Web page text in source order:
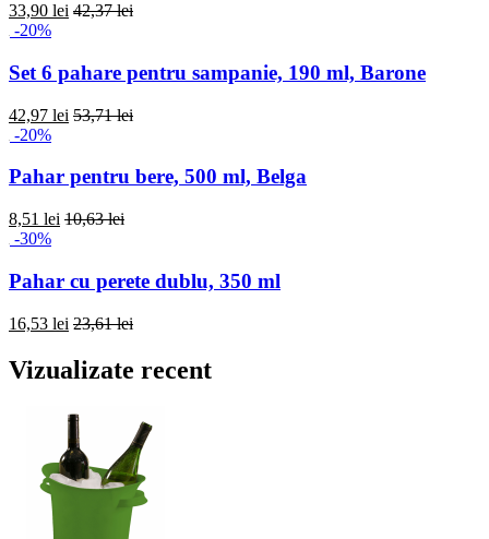
33,90 lei 42,37 lei
-20%
Set 6 pahare pentru sampanie, 190 ml, Barone
42,97 lei 53,71 lei
-20%
Pahar pentru bere, 500 ml, Belga
8,51 lei 10,63 lei
-30%
Pahar cu perete dublu, 350 ml
16,53 lei 23,61 lei
Vizualizate recent